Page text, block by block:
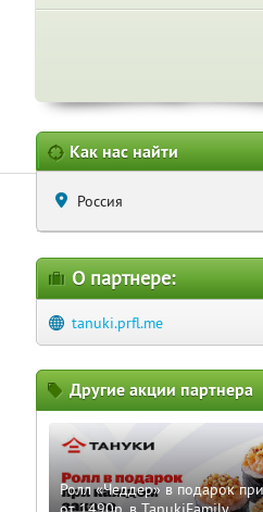
Как нас найти
Россия
О партнере:
tanuki.prfl.me
Другие акции партнера
Ролл «Чеддер» в подарок